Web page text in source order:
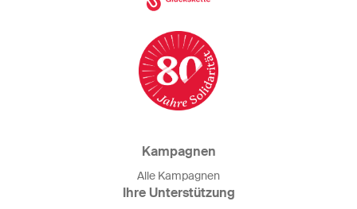
Kampagnen
Alle Kampagnen
Ihre Unterstützung